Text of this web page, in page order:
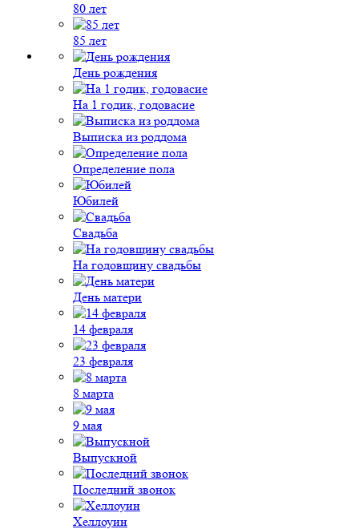
80 лет
85 лет
День рождения
На 1 годик, годовасие
Выписка из роддома
Определение пола
Юбилей
Свадьба
На годовщину свадьбы
День матери
14 февраля
23 февраля
8 марта
9 мая
Выпускной
Последний звонок
Хеллоуин